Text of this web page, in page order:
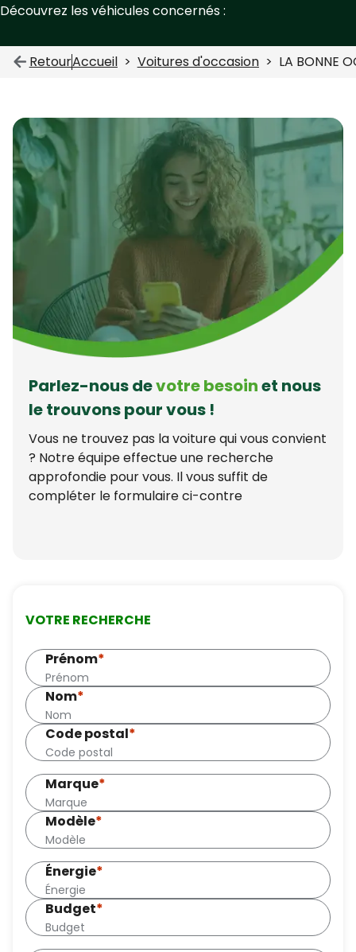
Découvrez les véhicules concernés :
RetourAccueil Voitures d'occasion LA BONNE
Parlez-nous devotre besoinet nous
le trouvons pour vous !
Vous ne trouvez pas la voiture qui vous convient
? Notre équipe effectue une recherche
approfondie pour vous. Il vous suffit de
compléter le formulaire ci-contre
VOTRE RECHERCHE
Prénom*
Nom*
Code postal*
Marque*
Modèle*
Énergie*
Budget*